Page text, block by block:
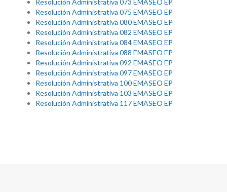
Resolución Administrativa 073 EMASEO EP
Resolución Administrativa 075 EMASEO EP
Resolución Administrativa 080 EMASEO EP
Resolución Administrativa 082 EMASEO EP
Resolución Administrativa 084 EMASEO EP
Resolución Administrativa 088 EMASEO EP
Resolución Administrativa 092 EMASEO EP
Resolución Administrativa 097 EMASEO EP
Resolución Administrativa 100 EMASEO EP
Resolución Administrativa 103 EMASEO EP
Resolución Administrativa 117 EMASEO EP